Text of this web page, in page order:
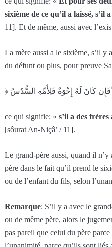
sixième de ce qu’il a laissé, s’il
11]. Et de même, aussi avec
La mère aussi a le sixième, s’il y
du défunt ou plus, pour preuve
﴾
ce qui signifie: « s’il a des frères
[sôurat An-Niçâ’ / 11].
Le grand-père aussi, quand il n’y
père dans le fait qu’il prend le
ou de l’enfant du fils, selon
Remarque: S’il y a avec le
ou de même père, alors le
pas pareil que celui du père